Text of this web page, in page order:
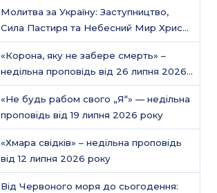
Молитва за Україну: Заступництво,
Сила Пастиря та Небесний Мир Христа
/ Молитовне служіння
«Корона, яку не забере смерть» –
недільна проповідь від 26 липня 2026
року
«Не будь рабом свого „Я“» — недільна
проповідь від 19 липня 2026 року
«Хмара свідків» – недільна проповідь
від 12 липня 2026 року
Від Червоного моря до сьогодення: